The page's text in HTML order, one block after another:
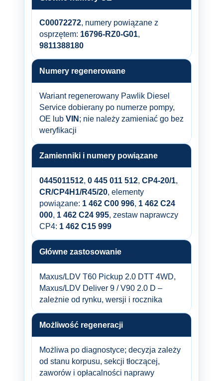
C00072272, numery powiązane z
osprzętem: 16796-RZ0-G01,
9811388180
Numery regenerowane
Wariant regenerowany Pawlik Diesel
Service dobierany po numerze pompy,
OE lub VIN ; nie należy zamieniać go bez
weryfikacji
Zamienniki i numery powiązane
0445011512, 0 445 011 512, CP4-20/1,
CR/CP4H1/R45/20, elementy
powiązane: 1 462 C00 996, 1 462 C24
000, 1 462 C24 995, zestaw naprawczy
CP4: 1 462 C15 999
Główne zastosowanie
Maxus/LDV T60 Pickup 2.0 DTT 4WD,
Maxus/LDV Deliver 9 / V90 2.0 D –
zależnie od rynku, wersji i rocznika
Możliwość regeneracji
Możliwa po diagnostyce; decyzja zależy
od stanu korpusu, sekcji tłoczącej,
zaworów i opłacalności naprawy